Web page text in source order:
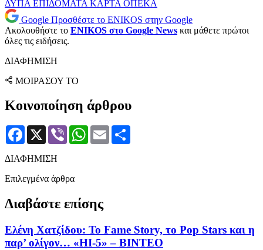
ΔΥΠΑ ΕΠΙΔΟΜΑΤΑ ΚΑΡΤΑ ΟΠΕΚΑ
Google Προσθέστε το ENIKOS στην Google
Ακολουθήστε το ENIKOS στο Google News και μάθετε πρώτοι
όλες τις ειδήσεις.
ΔΙΑΦΗΜΙΣΗ
ΜΟΙΡΑΣΟΥ ΤΟ
Κοινοποίηση άρθρου
Facebook
X Viber WhatsApp
Email
ΔΙΑΦΗΜΙΣΗ
Επιλεγμένα άρθρα
Διαβάστε επίσης
Ελένη Χατζίδου: Το Fame Story, το Pop Stars και η
παρ’ ολίγον… «HI-5» – ΒΙΝΤΕΟ